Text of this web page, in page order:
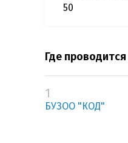
50
Где
1
БУЗОО "КОД"